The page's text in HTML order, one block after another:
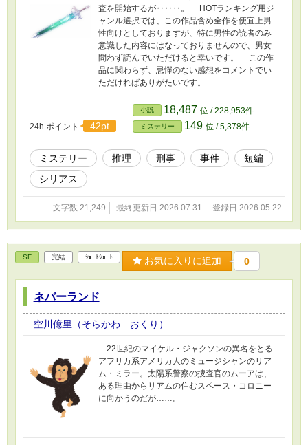
査を開始するが‥‥‥。 HOTランキング用ジ
ャンル選択では、この作品含め全作を便宜上男
性向けとしておりますが、特に男性の読者のみ
意識した内容にはなっておりませんので、男女
問わず読んでいただけると幸いです。 この作
品に関わらず、忌憚のない感想をコメントでい
ただければありがたいです。
24h.ポイント 42pt
小説 18,487 位 / 228,953件
ミステリー 149 位 / 5,378件
ミステリー 推理 刑事 事件
短編
シリアス
文字数 21,249 最終更新日 2026.07.31 登録日 2026.05.22
SF 完結 ｼｮｰﾄｼｮｰﾄ お気に入りに追加 0
ネバーランド
空川億里（そらかわ おくり）
22世紀のマイケル・ジャクソンの異名をとる
アフリカ系アメリカ人のミュージシャンのリア
ム・ミラー。太陽系警察の捜査官のムーアは、
ある理由からリアムの住むスペース・コロニー
に向かうのだが……。